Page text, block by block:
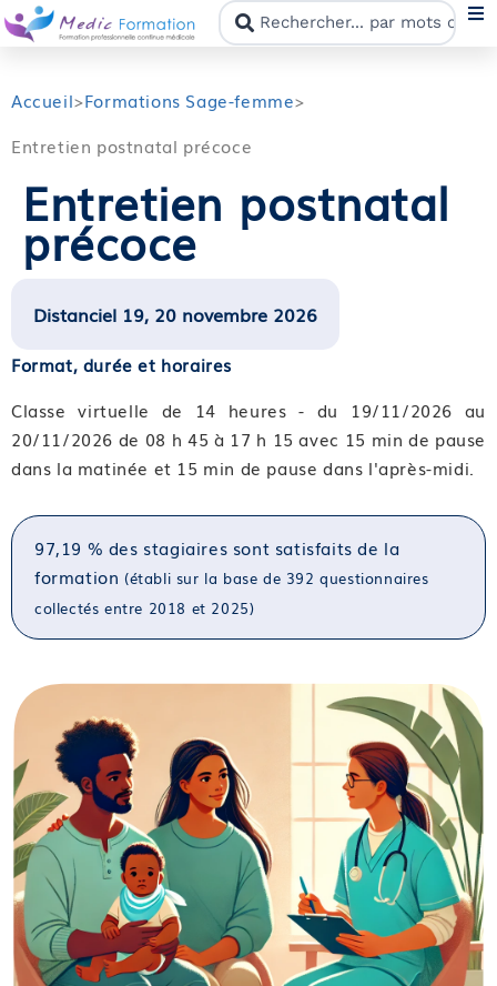
Accueil>Formations Sage-femme>
Entretien postnatal précoce
Entretien postnatal
précoce
Distanciel 19, 20 novembre 2026
Format, durée et horaires
Classe virtuelle de 14 heures - du 19/11/2026 au
20/11/2026 de 08 h 45 à 17 h 15 avec 15 min de pause
dans la matinée et 15 min de pause dans l'après-midi.
97,19 % des stagiaires sont satisfaits de la
formation (établi sur la base de 392 questionnaires
collectés entre 2018 et 2025)